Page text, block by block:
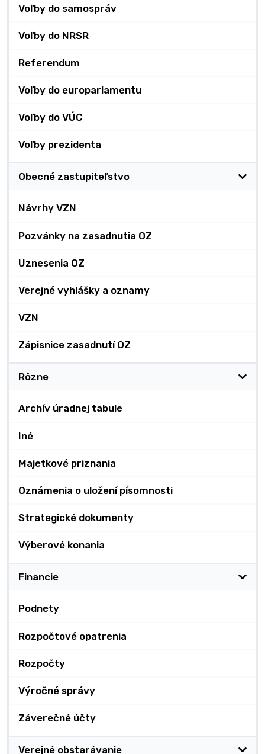
Voľby do samospráv
Voľby do NRSR
Referendum
Voľby do europarlamentu
Voľby do VÚC
Voľby prezidenta
Obecné zastupiteľstvo
Návrhy VZN
Pozvánky na zasadnutia OZ
Uznesenia OZ
Verejné vyhlášky a oznamy
VZN
Zápisnice zasadnutí OZ
Rôzne
Archív úradnej tabule
Iné
Majetkové priznania
Oznámenia o uložení písomnosti
Strategické dokumenty
Výberové konania
Financie
Podnety
Rozpočtové opatrenia
Rozpočty
Výročné správy
Záverečné účty
Verejné obstarávanie